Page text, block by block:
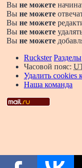
Вы не можете
Вы не можете
Вы не можете
Вы не можете
Вы не можете
Ruckster Разделы
Часовой пояс:
Удалить cookies
Наша команда